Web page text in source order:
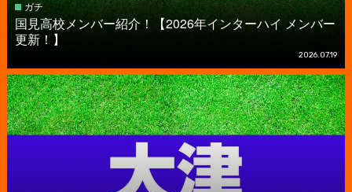
ガチ
国見高校メンバー紹介！【2026年インターハイ メンバー
更新！】
2026.07.19